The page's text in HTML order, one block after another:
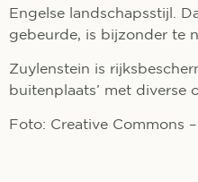
Engelse landschapsstijl.
gebeurde, is bijzonder te
Zuylenstein is
buitenplaats’ met diverse
Foto: Creative Commons –